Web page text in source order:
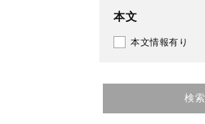
本文
本文情報有り
検索